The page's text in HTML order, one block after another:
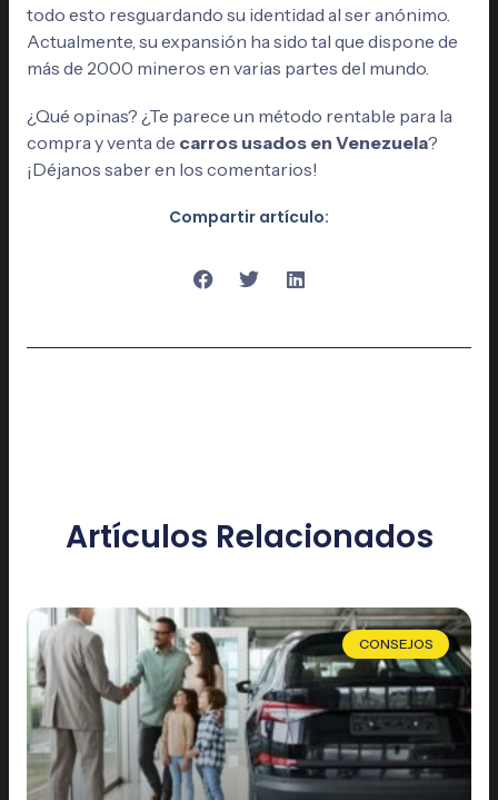
todo esto resguardando su identidad al ser anónimo.
Actualmente, su expansión ha sido tal que dispone de
más de 2000 mineros en varias partes del mundo.
¿Qué opinas? ¿Te parece un método rentable para la
compra y venta de carros usados en Venezuela?
¡Déjanos saber en los comentarios!
Compartir artículo:
Artículos Relacionados
CONSEJOS